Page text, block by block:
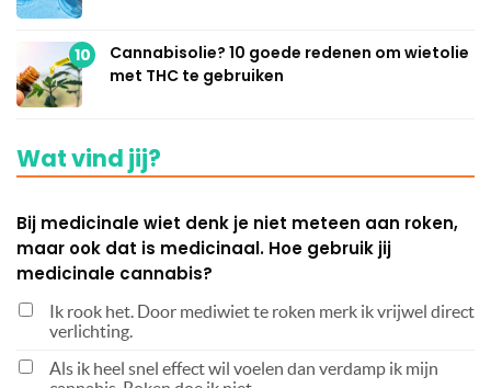
10
Cannabisolie? 10 goede redenen om wietolie
met THC te gebruiken
Wat vind jij?
Bij medicinale wiet denk je niet meteen aan roken,
maar ook dat is medicinaal. Hoe gebruik jij
medicinale cannabis?
Ik rook het. Door mediwiet te roken merk ik vrijwel direct
verlichting.
Als ik heel snel effect wil voelen dan verdamp ik mijn